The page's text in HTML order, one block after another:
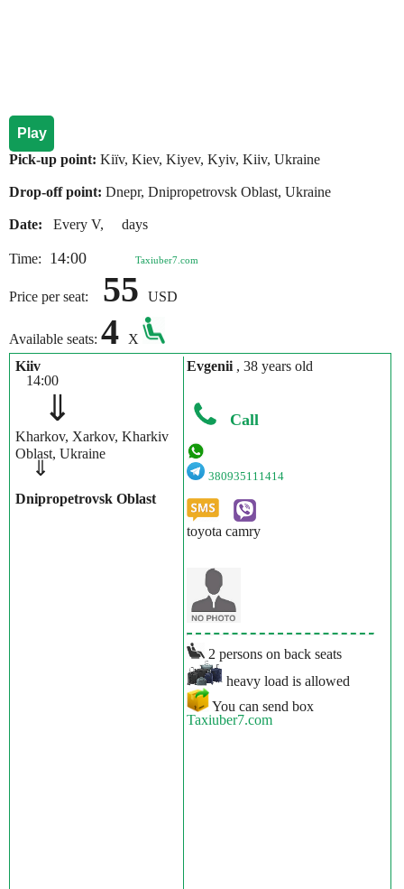
Play
Pick-up point: Kiїv, Kiev, Kiyev, Kyiv, Kiiv, Ukraine
Drop-off point: Dnepr, Dnipropetrovsk Oblast, Ukraine
Date: Every V, days
Time: 14:00 Taxiuber7.com
Price per seat: 55 USD
Available seats: 4
X
Kiiv
14:00
⇓
Kharkov, Xarkov, Kharkiv
Oblast, Ukraine
⇓
Dnipropetrovsk Oblast
Evgenii , 38 years old
Call
380935111414
toyota camry
2 persons on back seats
heavy load is allowed
You can send box
Taxiuber7.com